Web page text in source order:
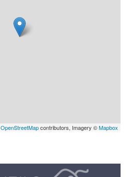
OpenStreetMapcontributors, Imagery ©Mapbox